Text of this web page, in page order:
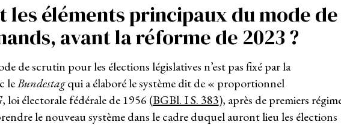
les éléments principaux du mode de
avant la réforme de 2023 ?
de scrutin pour les élections législatives n’est pas fixé par la
leBundestagqui a élaboré le système dit de « proportionnel
, loi électorale fédérale de 1956 (BGBl. I S. 383), après de premiers
le nouveau système dans le cadre duquel auront lieu les élections